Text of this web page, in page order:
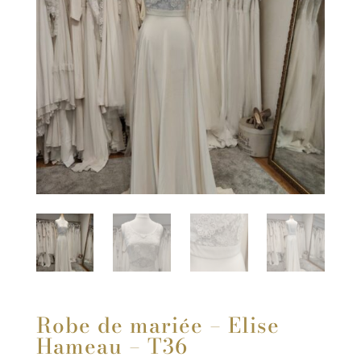
Robe de mariée – Elise
Hameau – T36